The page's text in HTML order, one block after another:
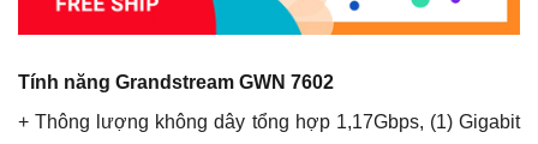
Tính năng Grandstream GWN 7602
+ Thông lượng không dây tổng hợp 1,17Gbps, (1) Gigabit